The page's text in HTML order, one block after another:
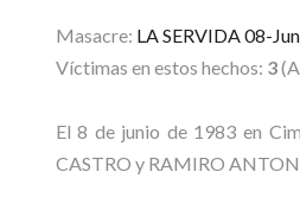
Masacre: LA SERVIDA 08-
Víctimas en estos hechos: 3
El 8 de junio de 1983 en
CASTRO y RAMIRO